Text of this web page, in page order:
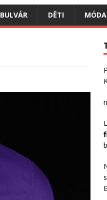
BULVÁR DĚTI MÓDA
n